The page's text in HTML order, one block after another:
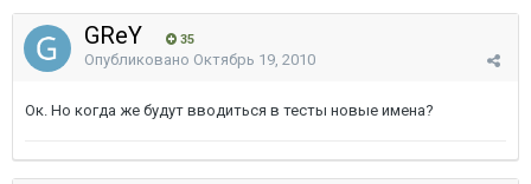
GReY 35
Опубликовано Октябрь 19, 2010
Ок. Но когда же будут вводиться в тесты новые имена?